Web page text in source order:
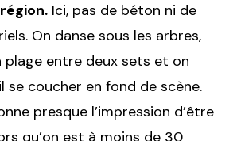
Ici, pas de béton ni de
On danse sous les arbres,
entre deux sets et on
se coucher en fond de scène.
presque l’impression d’être
qu’on est à moins de 30